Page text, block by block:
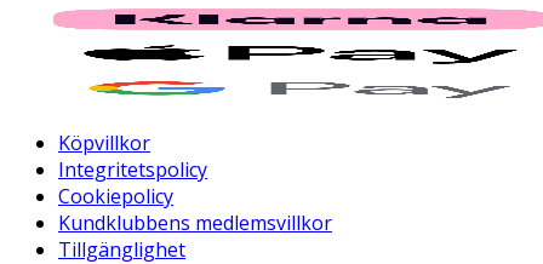
Köpvillkor
Integritetspolicy
Cookiepolicy
Kundklubbens medlemsvillkor
Tillgänglighet